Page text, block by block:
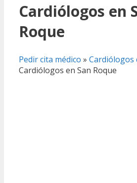
Cardiólogos en
Roque
Pedir cita médico » Cardiólogos
Cardiólogos en San Roque